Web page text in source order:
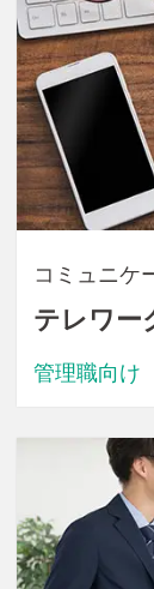
コミュニケ
テレワー
管理職向け